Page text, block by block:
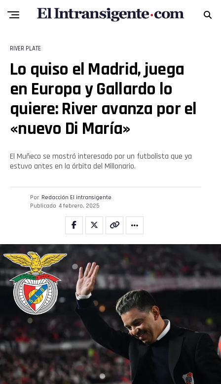
RIVER PLATE
Lo quiso el Madrid, juega
en Europa y Gallardo lo
quiere: River avanza por el
«nuevo Di María»
El Muñeco se mostró interesado por un futbolista que ya
estuvo antes en la órbita del Millonario.
Por Redacción El intransigente
Publicado 4 febrero, 2025
Flipboard
Pinterest
Whatsapp
Email